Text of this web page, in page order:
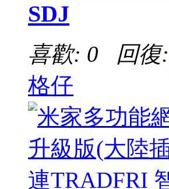
SDJ
喜歡: 0 回復:
格仔